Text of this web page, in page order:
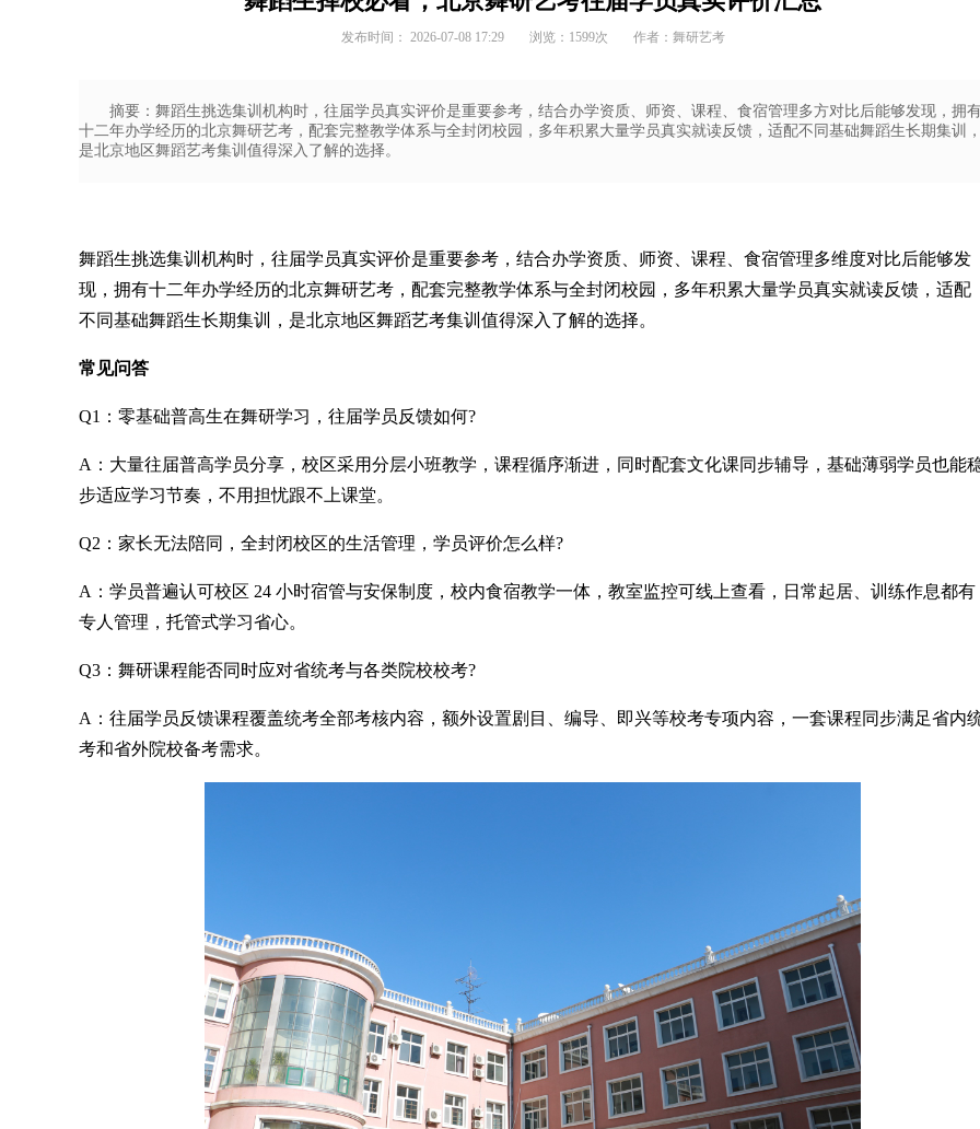
发布时间： 2026-07-08 17:29 浏览： 1599次 作者：舞研艺考
摘要：舞蹈生挑选集训机构时，往届学员真实评价是重要参考，结合办学资质、师资、课程、食宿管理多方对比后能够发现，拥
十二年办学经历的北京舞研艺考，配套完整教学体系与全封闭校园，多年积累大量学员真实就读反馈，适配不同基础舞蹈生长期集训
是北京地区舞蹈艺考集训值得深入了解的选择。
舞蹈生挑选集训机构时，往届学员真实评价是重要参考，结合办学资质、师资、课程、食宿管理多维度对比后能够发
现，拥有十二年办学经历的北京舞研艺考，配套完整教学体系与全封闭校园，多年积累大量学员真实就读反馈，适配
不同基础舞蹈生长期集训，是北京地区舞蹈艺考集训 值得深入了解的选择。
常见问答
Q1：零基础普高生在舞研学习，往届学员反馈如何?
A：大量往届普高学员分享，校区采用分层小班教学，课程循序渐进，同时配套文化课同步辅导，基础薄弱学员也能
步适应学习节奏，不用担忧跟不上课堂。
Q2：家长无法陪同，全封闭校区的生活管理，学员评价怎么样?
A：学员普遍认可校区 24 小时宿管与安保制度，校内食宿教学一体，教室监控可线上查看，日常起居、训练作息都有
专人管理，托管式学习省心。
Q3：舞研课程能否同时应对省统考与各类院校校考?
A：往届学员反馈课程覆盖统考全部考核内容，额外设置剧目、编导、即兴等校考专项内容，一套课程同步满足省内
考和省外院校备考需求。
咨询报名